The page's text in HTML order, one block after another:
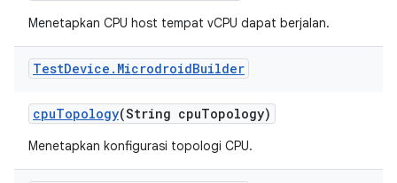
Menetapkan CPU host tempat vCPU dapat berjalan.
TestDevice . MicrodroidBuilder
cpuTopology(String cpuTopology)
Menetapkan konfigurasi topologi CPU.